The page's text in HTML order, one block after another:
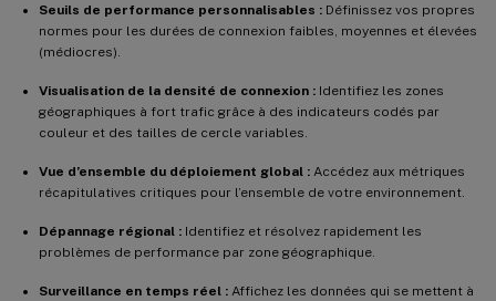
Seuils de performance personnalisables : Définissez vos propres
normes pour les durées de connexion faibles, moyennes et élevées
(médiocres).
Visualisation de la densité de connexion : Identifiez les zones
géographiques à fort trafic grâce à des indicateurs codés par
couleur et des tailles de cercle variables.
Vue d’ensemble du déploiement global : Accédez aux métriques
récapitulatives critiques pour l’ensemble de votre environnement.
Dépannage régional : Identifiez et résolvez rapidement les
problèmes de performance par zone géographique.
Surveillance en temps réel : Affichez les données qui se mettent à